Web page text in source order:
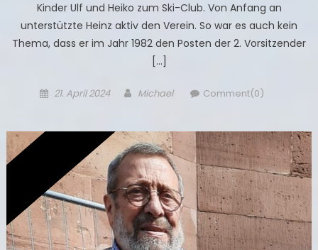
Kinder Ulf und Heiko zum Ski-Club. Von Anfang an
unterstützte Heinz aktiv den Verein. So war es auch kein
Thema, dass er im Jahr 1982 den Posten der 2. Vorsitzender
[…]
Posted
21. April 2024 Author
Michael Comment(0)